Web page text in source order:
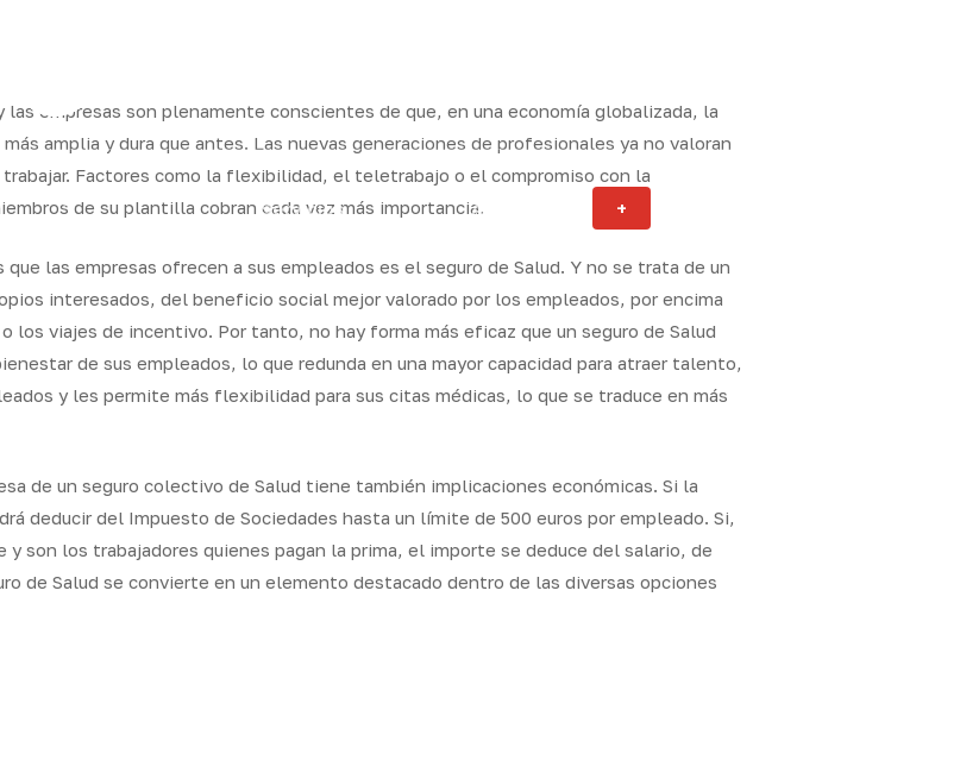
empresas
tu precio
Servicios
Integrity
Actualidad +
empresas son plenamente conscientes de que, en una economía globalizada, la
amplia y dura que antes. Las nuevas generaciones de profesionales ya no valoran
Factores como la flexibilidad, el teletrabajo o el compromiso con la
de su plantilla cobran cada vez más importancia.
las empresas ofrecen a sus empleados es el seguro de Salud. Y no se trata de un
interesados, del beneficio social mejor valorado por los empleados, por encima
los viajes de incentivo. Por tanto, no hay forma más eficaz que un seguro de Salud
de sus empleados, lo que redunda en una mayor capacidad para atraer talento,
y les permite más flexibilidad para sus citas médicas, lo que se traduce en más
de un seguro colectivo de Salud tiene también implicaciones económicas. Si la
deducir del Impuesto de Sociedades hasta un límite de 500 euros por empleado. Si,
son los trabajadores quienes pagan la prima, el importe se deduce del salario, de
de Salud se convierte en un elemento destacado dentro de las diversas opciones